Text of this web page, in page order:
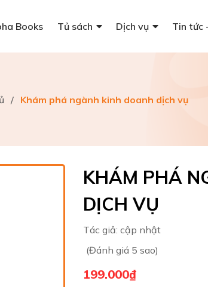
Books Tủ sách Dịch vụ Tin tức
/ Khám phá ngành kinh doanh dịch vụ
KHÁM PHÁ
DỊCH VỤ
Tác giả: cập nhật
(Đánh giá 5 sao)
199.000₫